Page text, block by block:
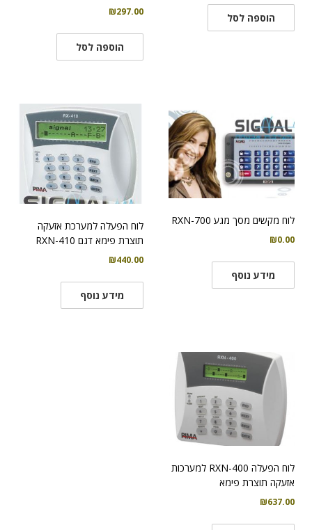
הוספה לסל ₪297.00
הוספה לסל
לוח מקשים מסך מגע RXN-700
₪0.00
מידע נוסף
לוח הפעלה למערכת אזעקה
תוצרת פימא דגם RXN-410
₪440.00
מידע נוסף
לוח הפעלה RXN-400 למערכות
אזעקה תוצרת פימא
₪637.00